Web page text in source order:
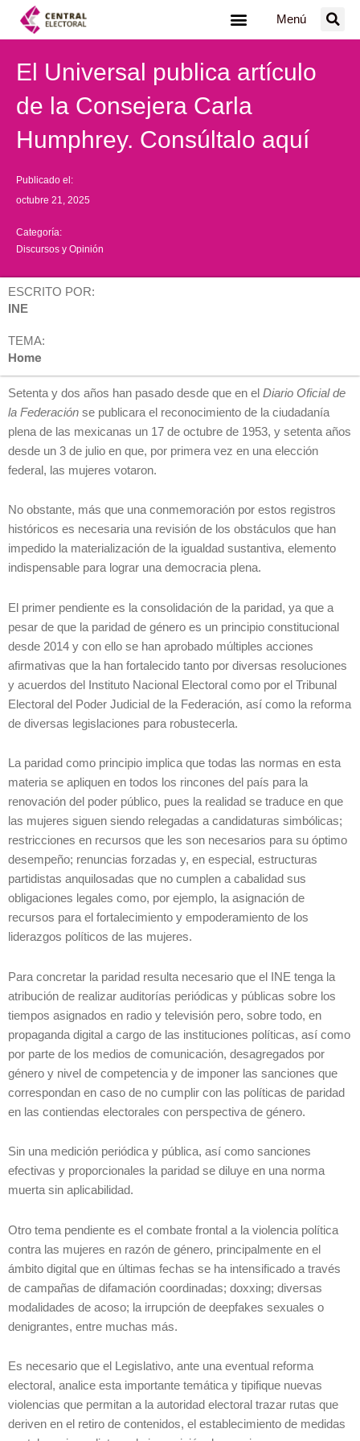
Menú
El Universal publica artículo
de la Consejera Carla
Humphrey. Consúltalo aquí
Publicado el:
octubre 21, 2025
Categoría:
Discursos y Opinión
ESCRITO POR:
INE
TEMA:
Home
Setenta y dos años han pasado desde que en el Diario Oficial de
la Federación se publicara el reconocimiento de la ciudadanía
plena de las mexicanas un 17 de octubre de 1953, y setenta años
desde un 3 de julio en que, por primera vez en una elección
federal, las mujeres votaron.
No obstante, más que una conmemoración por estos registros
históricos es necesaria una revisión de los obstáculos que han
impedido la materialización de la igualdad sustantiva, elemento
indispensable para lograr una democracia plena.
El primer pendiente es la consolidación de la paridad, ya que a
pesar de que la paridad de género es un principio constitucional
desde 2014 y con ello se han aprobado múltiples acciones
afirmativas que la han fortalecido tanto por diversas resoluciones
y acuerdos del Instituto Nacional Electoral como por el Tribunal
Electoral del Poder Judicial de la Federación, así como la reforma
de diversas legislaciones para robustecerla.
La paridad como principio implica que todas las normas en esta
materia se apliquen en todos los rincones del país para la
renovación del poder público, pues la realidad se traduce en que
las mujeres siguen siendo relegadas a candidaturas simbólicas;
restricciones en recursos que les son necesarios para su óptimo
desempeño; renuncias forzadas y, en especial, estructuras
partidistas anquilosadas que no cumplen a cabalidad sus
obligaciones legales como, por ejemplo, la asignación de
recursos para el fortalecimiento y empoderamiento de los
liderazgos políticos de las mujeres.
Para concretar la paridad resulta necesario que el INE tenga la
atribución de realizar auditorías periódicas y públicas sobre los
tiempos asignados en radio y televisión pero, sobre todo, en
propaganda digital a cargo de las instituciones políticas, así como
por parte de los medios de comunicación, desagregados por
género y nivel de competencia y de imponer las sanciones que
correspondan en caso de no cumplir con las políticas de paridad
en las contiendas electorales con perspectiva de género.
Sin una medición periódica y pública, así como sanciones
efectivas y proporcionales la paridad se diluye en una norma
muerta sin aplicabilidad.
Otro tema pendiente es el combate frontal a la violencia política
contra las mujeres en razón de género, principalmente en el
ámbito digital que en últimas fechas se ha intensificado a través
de campañas de difamación coordinadas; doxxing; diversas
modalidades de acoso; la irrupción de deepfakes sexuales o
denigrantes, entre muchas más.
Es necesario que el Legislativo, ante una eventual reforma
electoral, analice esta importante temática y tipifique nuevas
violencias que permitan a la autoridad electoral trazar rutas que
deriven en el retiro de contenidos, el establecimiento de medidas